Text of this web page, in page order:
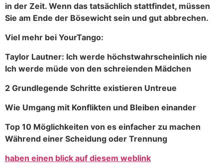
in der Zeit. Wenn das tatsächlich stattfindet, müssen
Sie am Ende der Bösewicht sein und gut abbrechen.
Viel mehr bei YourTango:
Taylor Lautner: Ich werde höchstwahrscheinlich nie
Ich werde müde von den schreienden Mädchen
2 Grundlegende Schritte existieren Untreue
Wie Umgang mit Konflikten und Bleiben einander
Top 10 Möglichkeiten von es einfacher zu machen
Während einer Scheidung oder Trennung
haben einen blick auf diesem weblink